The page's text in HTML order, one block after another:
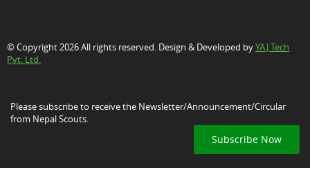
© Copyright 2026 All rights reserved. Design & Developed byYAJ Tech
Pvt. Ltd.
Please subscribe to receive the Newsletter/Announcement/Circular
from Nepal Scouts.
Subscribe Now